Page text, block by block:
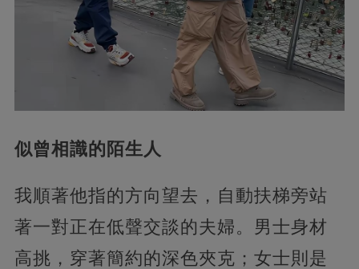
似曾相識的陌生人
我順著他指的方向望去，自動扶梯旁站
著一對正在低聲交談的夫婦。男士身材
高挑，穿著簡約的深色夾克；女士則是